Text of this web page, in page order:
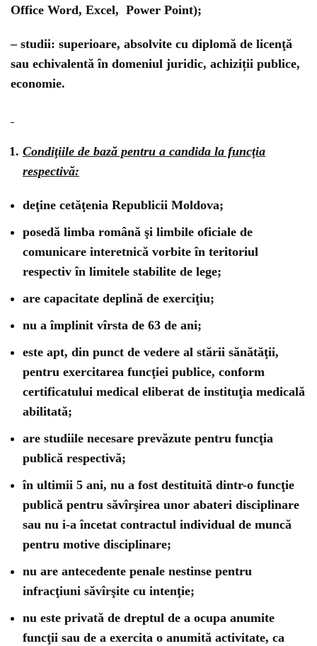
Office Word, Excel, Power Point);
– studii: superioare, absolvite cu diplomă de licenţă
sau echivalentă în domeniul juridic, achiziții publice,
economie.
Condiţiile de bază pentru a candida la funcţia
respectivă:
deţine cetăţenia Republicii Moldova;
posedă limba română şi limbile oficiale de
comunicare interetnică vorbite în teritoriul
respectiv în limitele stabilite de lege;
are capacitate deplină de exerciţiu;
nu a împlinit vîrsta de 63 de ani;
este apt, din punct de vedere al stării sănătăţii,
pentru exercitarea funcţiei publice, conform
certificatului medical eliberat de instituţia medicală
abilitată;
are studiile necesare prevăzute pentru funcţia
publică respectivă;
în ultimii 5 ani, nu a fost destituită dintr-o funcţie
publică pentru săvîrşirea unor abateri disciplinare
sau nu i-a încetat contractul individual de muncă
pentru motive disciplinare;
nu are antecedente penale nestinse pentru
infracţiuni săvîrşite cu intenţie;
nu este privată de dreptul de a ocupa anumite
funcţii sau de a exercita o anumită activitate, ca